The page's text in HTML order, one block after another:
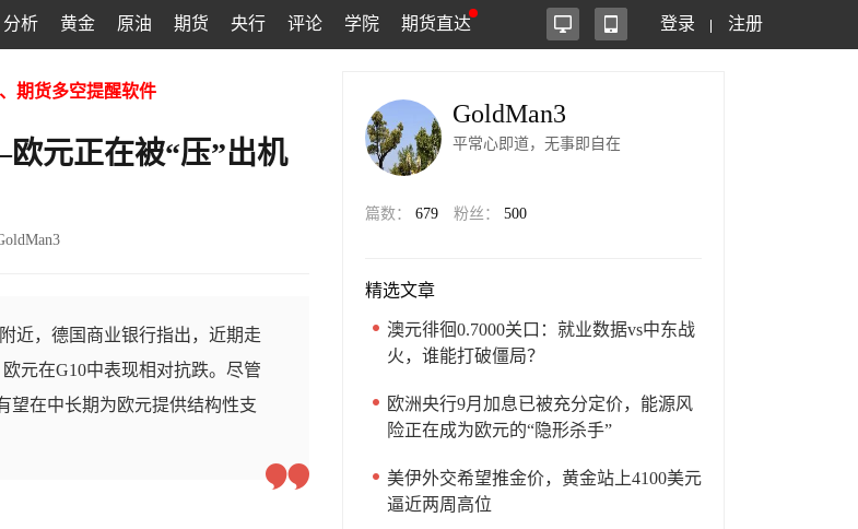
分析 黄金 原油 期货 央行 评论 学院 期货直达 登录 注册
期货多空提醒软件
元正在被“压”出机
近，德国商业银行指出，近期走
元在G10中表现相对抗跌。尽管
望在中长期为欧元提供结构性支
GoldMan3
平常心即道，无事即自在
篇数： 679 粉丝： 500
精选文章
澳元徘徊0.7000关口：就业数据vs中东战
火，谁能打破僵局？
欧洲央行9月加息已被充分定价，能源风
险正在成为欧元的“隐形杀手”
美伊外交希望推金价，黄金站上4100美元
逼近两周高位